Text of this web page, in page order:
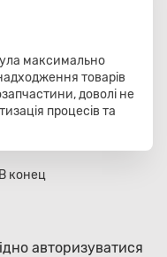
максимально
товарів
доволі не
процесів та
В конец
авторизуватися